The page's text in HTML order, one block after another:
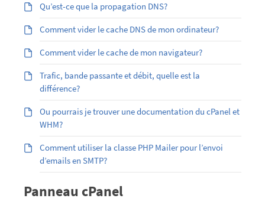
Qu’est-ce que la propagation DNS?
Comment vider le cache DNS de mon ordinateur?
Comment vider le cache de mon navigateur?
Trafic, bande passante et débit, quelle est la
différence?
Ou pourrais je trouver une documentation du cPanel et
WHM?
Comment utiliser la classe PHP Mailer pour l’envoi
d’emails en SMTP?
Panneau cPanel